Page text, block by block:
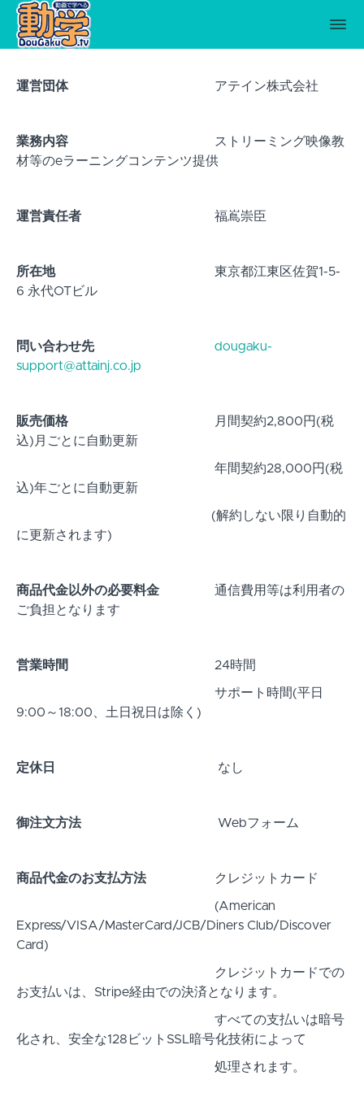
運営団体 アテイン株式会社
業務内容
ストリーミング映像教
材等のeラーニングコンテンツ提供
運営責任者 福嶌崇臣
所在地 東京都江東区佐賀1-5-
6 永代OTビル
問い合わせ先 dougaku-
support@attainj.co.jp
販売価格
月間契約2,800円(税
込)月ごとに自動更新
年間契約28,000円(税
込)年ごとに自動更新
(解約しない限り自動的
に更新されます)
商品代金以外の必要料金 通信費用等は利用者の
ご負担となります
営業時間 24時間
サポート時間(平日
9:00～18:00、土日祝日は除く)
定休日 なし
御注文方法 Webフォーム
商品代金のお支払方法 クレジットカード
(American
Express/VISA/MasterCard/JCB/Diners Club/Discover
Card)
クレジットカードでの
お支払いは、Stripe経由での決済となります。
すべての支払いは暗号
化され、安全な128ビットSSL暗号化技術によって
処理されます。